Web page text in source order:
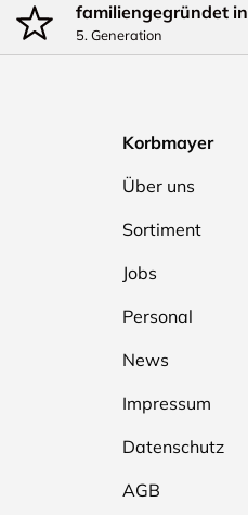
familiengegründet in
5. Generation
Korbmayer
Über uns
Sortiment
Jobs
Personal
News
Impressum
Datenschutz
AGB